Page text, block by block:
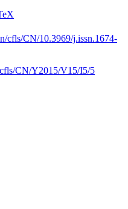
cfls/CN/10.3969/j.issn.1674-
CN/Y2015/V15/I5/5